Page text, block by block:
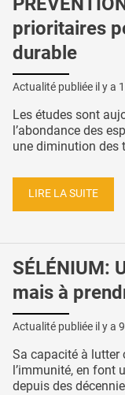
prioritaires
durable
Actualité publiée il y a
Les études sont
l’abondance des
une diminution des
LIRE LA SUITE
SÉLÉNIUM:
mais à
Actualité publiée il y a
Sa capacité à lutter
l’immunité, en font
depuis des